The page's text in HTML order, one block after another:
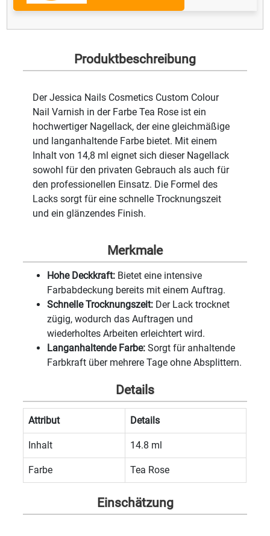
Produktbeschreibung
Der Jessica Nails Cosmetics Custom Colour
Nail Varnish in der Farbe Tea Rose ist ein
hochwertiger Nagellack, der eine gleichmäßige
und langanhaltende Farbe bietet. Mit einem
Inhalt von 14,8 ml eignet sich dieser Nagellack
sowohl für den privaten Gebrauch als auch für
den professionellen Einsatz. Die Formel des
Lacks sorgt für eine schnelle Trocknungszeit
und ein glänzendes Finish.
Merkmale
Hohe Deckkraft: Bietet eine intensive
Farbabdeckung bereits mit einem Auftrag.
Schnelle Trocknungszeit: Der Lack trocknet
zügig, wodurch das Auftragen und
wiederholtes Arbeiten erleichtert wird.
Langanhaltende Farbe: Sorgt für anhaltende
Farbkraft über mehrere Tage ohne Absplittern.
Details
Attribut Details
Inhalt 14.8 ml
Farbe Tea Rose
Einschätzung